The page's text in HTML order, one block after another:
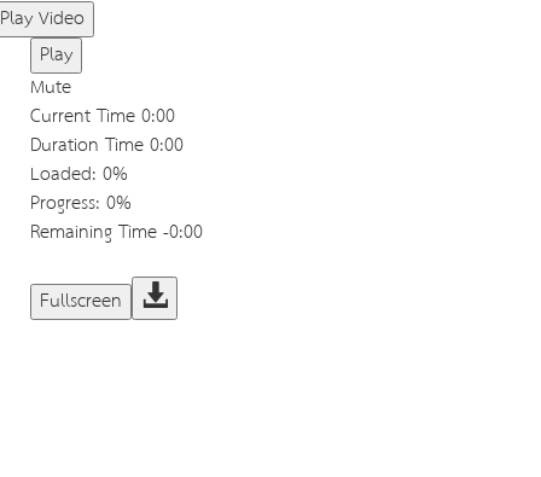
Play Video
Play
Mute
Current Time0:00
Duration Time0:00
Loaded: 0%
Progress: 0%
Remaining Time-0:00
Fullscreen